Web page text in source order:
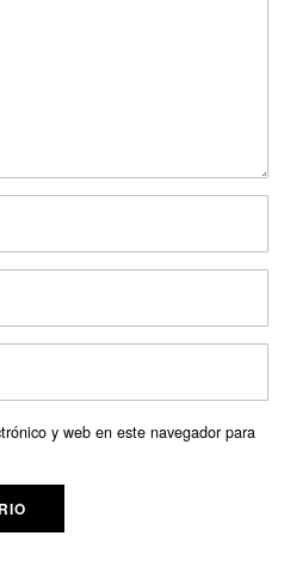
y web en este navegador para